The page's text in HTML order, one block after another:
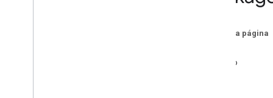
En esta página
Estado